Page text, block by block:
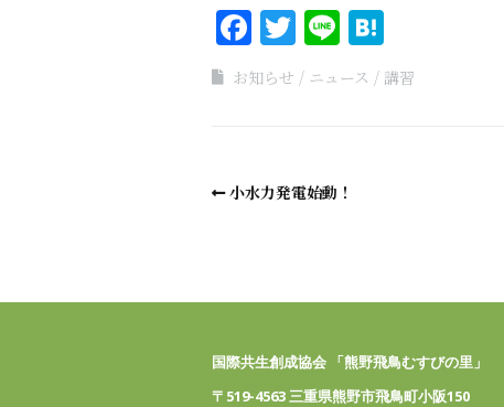
Facebook
Twitter
Line
お知らせ ニュース 講習
小水力発電始動！
国際共生創成協会 「熊野飛鳥むすびの里」
〒519-4563 三重県熊野市飛鳥町小阪150